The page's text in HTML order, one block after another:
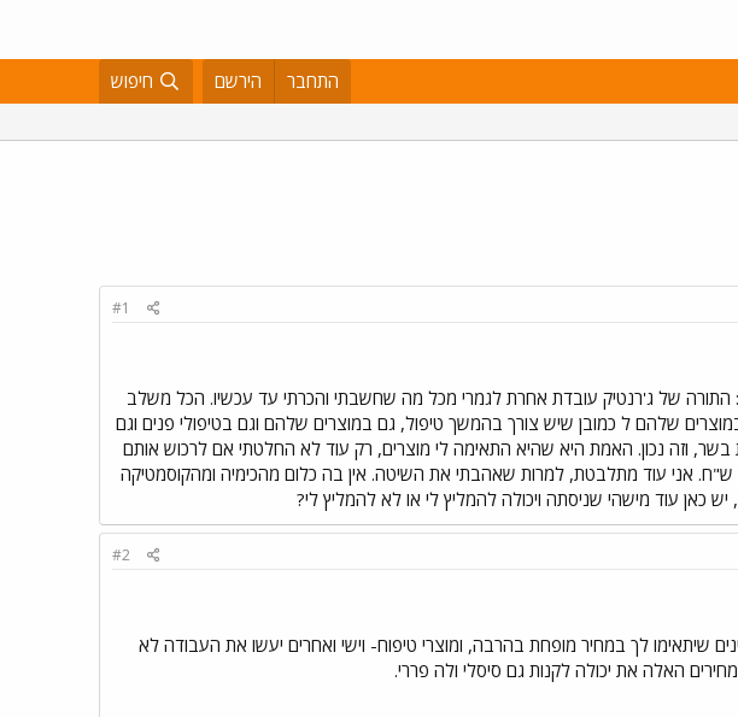
התחבר הירשם חיפוש
#1
התורה של ג'רנטיק עובדת אחרת לגמרי מכל מה שחשבתי והכרתי עד עכשיו. הכל משלב
שלהם ל כמובן שיש צורך בהמשך טיפול, גם במוצרים שלהם וגם בטיפולי פנים וגם
וזה נכון. האמת היא שהיא התאימה לי מוצרים, רק עוד לא החלטתי אם לרכוש אותם
או לא, בעיקר בגלל המחיר - הסידרה + הוויטמינים הנלווים ביחד זה משהו כמו 2,200 ש"ח. אני עוד מתלבטת, למרות שאהבתי את השיטה. אין בה כלום מהכימיה ומהקוסמטיקה
#2
שיתאימו לך במחיר מופחת בהרבה, ומוצרי טיפוח- וישי ואחרים יעשו את העבודה לא
האלה את יכולה לקנות גם סיסלי ולה פררי.